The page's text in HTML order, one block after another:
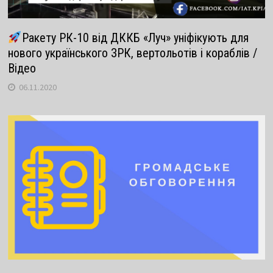
Ракету РК-10 від ДККБ «Луч» уніфікують для
нового українського ЗРК, вертольотів і кораблів /
Відео
06.11.2020